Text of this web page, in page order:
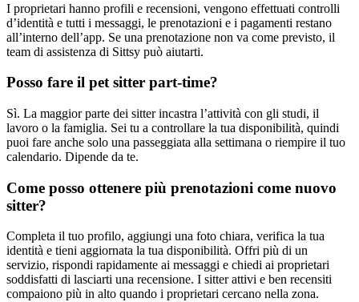
I proprietari hanno profili e recensioni, vengono effettuati controlli
d’identità e tutti i messaggi, le prenotazioni e i pagamenti restano
all’interno dell’app. Se una prenotazione non va come previsto, il
team di assistenza di Sittsy può aiutarti.
Posso fare il pet sitter part-time?
Sì. La maggior parte dei sitter incastra l’attività con gli studi, il
lavoro o la famiglia. Sei tu a controllare la tua disponibilità, quindi
puoi fare anche solo una passeggiata alla settimana o riempire il tuo
calendario. Dipende da te.
Come posso ottenere più prenotazioni come nuovo
sitter?
Completa il tuo profilo, aggiungi una foto chiara, verifica la tua
identità e tieni aggiornata la tua disponibilità. Offri più di un
servizio, rispondi rapidamente ai messaggi e chiedi ai proprietari
soddisfatti di lasciarti una recensione. I sitter attivi e ben recensiti
compaiono più in alto quando i proprietari cercano nella zona.